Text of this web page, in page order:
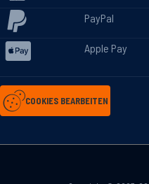
PayPal
Apple Pay
COOKIES BEARBEITEN